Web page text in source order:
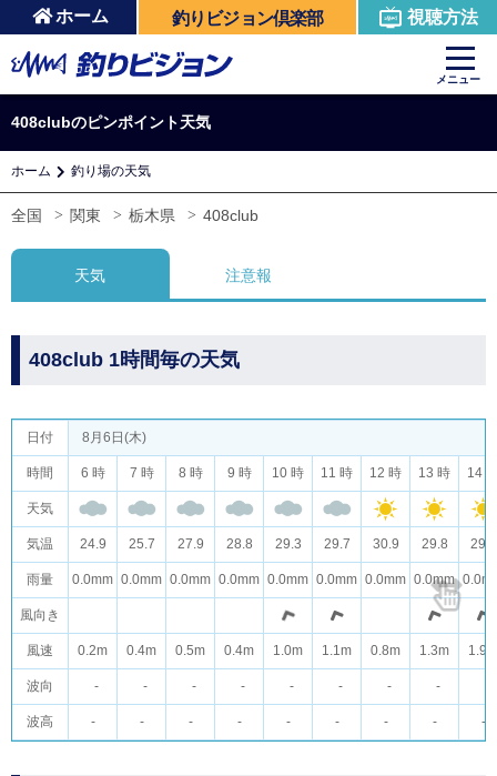
ホーム 釣りビジョン倶楽部 視聴方法
メニュー
408clubのピンポイント天気
ホーム 釣り場の天気
全国 関東 栃木県 408club
天気 注意報
408club 1時間毎の天気
日付
時間
天気
気温
雨量
風向き
風速
波向
波高
8月6日(木)
6 時 7 時 8 時 9 時 10 時 11 時 12 時 13 時 14
24.9 25.7 27.9 28.8 29.3 29.7 30.9 29.8 29.0
0.0mm 0.0mm 0.0mm 0.0mm 0.0mm 0.0mm 0.0mm 0.0mm
0.2m 0.4m 0.5m 0.4m 1.0m 1.1m 0.8m 1.3m 1.9m
- - - - - - - -
- - - - - - - - -